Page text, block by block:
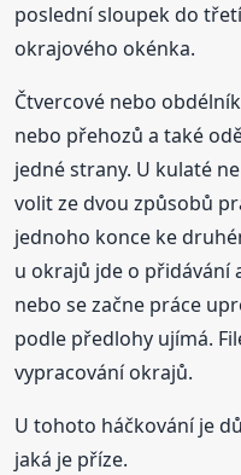
poslední sloupek do
okrajového okénka.
Čtvercové nebo
nebo přehozů a také
jedné strany. U kulaté
volit ze dvou způsobů
jednoho konce ke
u okrajů jde o přidávání
nebo se začne práce
podle předlohy ujímá.
vypracování okrajů.
U tohoto háčkování je
jaká je příze.